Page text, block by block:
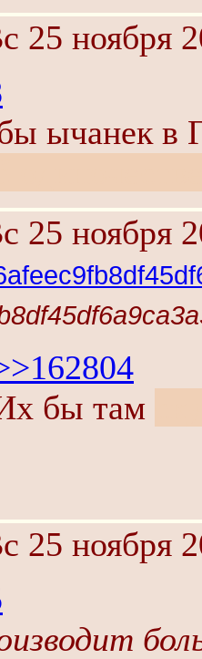
25 ноября
ычанек в
25 ноября
бы там
25 ноября